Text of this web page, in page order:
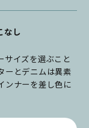
なし
サイズを選ぶこと
ーとデニムは異素
ンナーを差し色に